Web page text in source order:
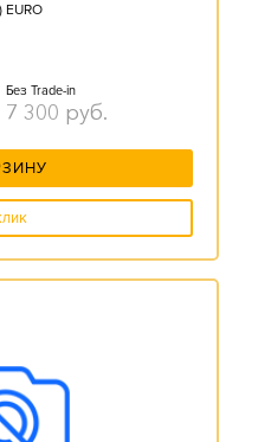
EURO
Без Trade-in
7 300 руб.